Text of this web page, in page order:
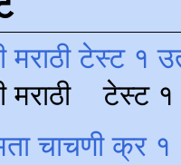
मराठी टेस्ट १
मराठी टेस्ट
चाचणी क्र